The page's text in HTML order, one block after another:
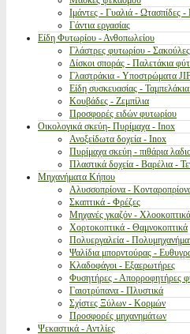
Ιμάντες - Γυαλιά - Ωτασπίδες
Γάντια εργασίας
Είδη Φυτωρίου - Ανθοπωλείου
Γλάστρες φυτωρίου - Σακούλες
Δίσκοι σποράς - Παλετάκια
Γλαστράκια - Υποστρώματα
Είδη συσκευασίας -
Κουβάδες - Ζεμπίλια
Προσφορές ειδών φυτωρίου
Οικολογικά σκεύη- Πυρίμαχα - Inox
Ανοξείδωτα δοχεία - Inox
Πυρίμαχα σκεύη - πιθάρια
Πλαστικά δοχεία - Βαρέλια -
Μηχανήματα Κήπου
Αλυσσοπρίονα -
Σκαπτικά - Φρέζες
Μηχανές γκαζόν - Χλοοκοπτικά
Χορτοκοπτικά - Θαμνοκοπτικά
Πολυεργαλεία -
Ψαλίδια μπορντούρας -
Κλαδοφάγοι - Εξαερωτήρες
Φυσητήρες - Απορροφητήρες
Γαιοτρύπανα - Πλυστικά
Σχίστες Ξύλων - Κορμών
Προσφορές μηχανημάτων
Ψεκαστικά - Αντλίες